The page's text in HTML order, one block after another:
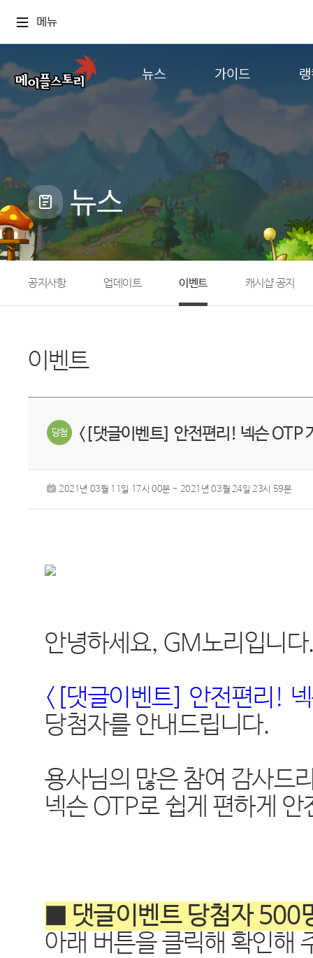
메뉴
뉴스
공지사항
업데이트
캐시샵 공지
메이플 알림판
with maple
가이드
게임정보
직업소개
확률형 아이템
NEXON NOW
뉴스
공지사항 업데이트 이벤트 캐시샵 공지
이벤트
<[댓글이벤트] 안전편리! 넥슨 OTP
2021년 03월 11일 17시 00분 ~ 2021년 03월 24일 23시 59분
안녕하세요, GM노리입니
<[댓글이벤트] 안전편리!
당첨자를 안내드립니다.
용사님의 많은 참여 감사드
넥슨 OTP로 쉽게 편하게
■ 댓글이벤트 당첨자 500
아래 버튼을 클릭해 확인해